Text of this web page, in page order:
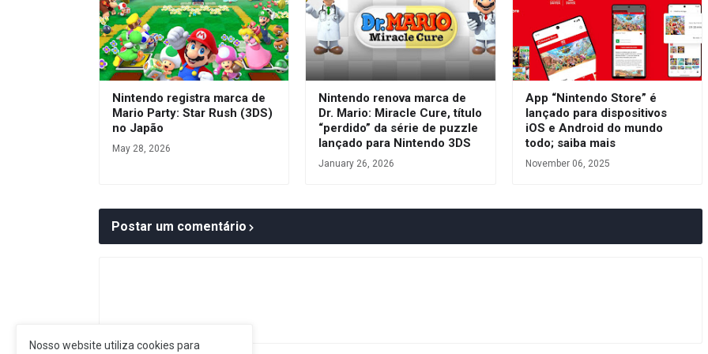
Nintendo registra marca de
Mario Party: Star Rush (3DS)
no Japão
May 28, 2026
Nintendo renova marca de
Dr. Mario: Miracle Cure, título
“perdido” da série de puzzle
lançado para Nintendo 3DS
January 26, 2026
App “Nintendo Store” é
lançado para dispositivos
iOS e Android do mundo
todo; saiba mais
November 06, 2025
Postar um comentário
Nosso website utiliza cookies para